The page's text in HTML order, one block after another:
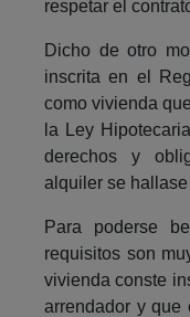
respetar el
Dicho de otro
inscrita en el
como vivienda
la Ley
derechos y
alquiler se
Para poderse
requisitos son
vivienda conste
arrendador y que